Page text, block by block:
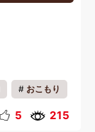
おこもり
5 215